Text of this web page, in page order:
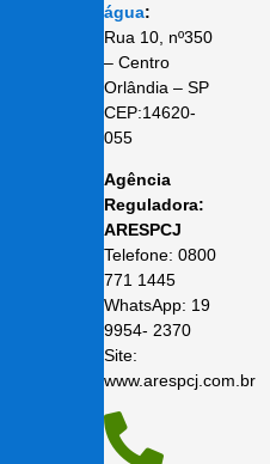
água:
Rua 10, nº350
– Centro
Orlândia – SP
CEP:14620-
055
Agência
Reguladora:
ARESPCJ
Telefone: 0800
771 1445
WhatsApp: 19
9954- 2370
Site:
www.arespcj.com.br